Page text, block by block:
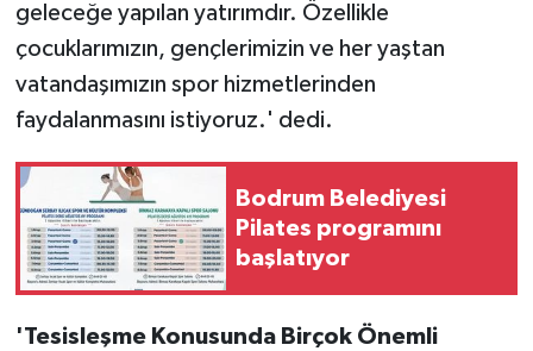
geleceğe yapılan yatırımdır. Özellikle
çocuklarımızın, gençlerimizin ve her yaştan
vatandaşımızın spor hizmetlerinden
faydalanmasını istiyoruz.' dedi.
Bodrum Belediyesi
Pilates programını
başlatıyor
'Tesisleşme Konusunda Birçok Önemli